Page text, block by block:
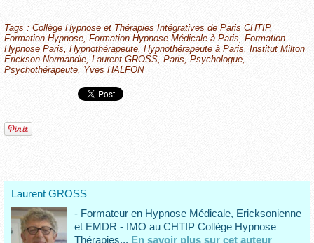
Tags : Collège Hypnose et Thérapies Intégratives de Paris CHTIP,
Formation Hypnose, Formation Hypnose Médicale à Paris, Formation
Hypnose Paris, Hypnothérapeute, Hypnothérapeute à Paris, Institut Milton
Erickson Normandie, Laurent GROSS, Paris, Psychologue,
Psychothérapeute, Yves HALFON
Laurent GROSS
- Formateur en Hypnose Médicale, Ericksonienne
et EMDR - IMO au CHTIP Collège Hypnose
Thérapies... En savoir plus sur cet auteur